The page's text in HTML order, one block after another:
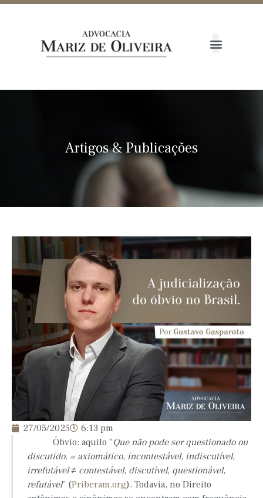
Artigos&Publicações
27/05/2025
6:13 pm
Óbvio: aquilo “Que não pode ser questionado ou
discutido. = axiomático, incontestável, indiscutível,
irrefutável ≠ contestável, discutível, questionável,
refutável” (Priberam.org). Todavia, no Direito